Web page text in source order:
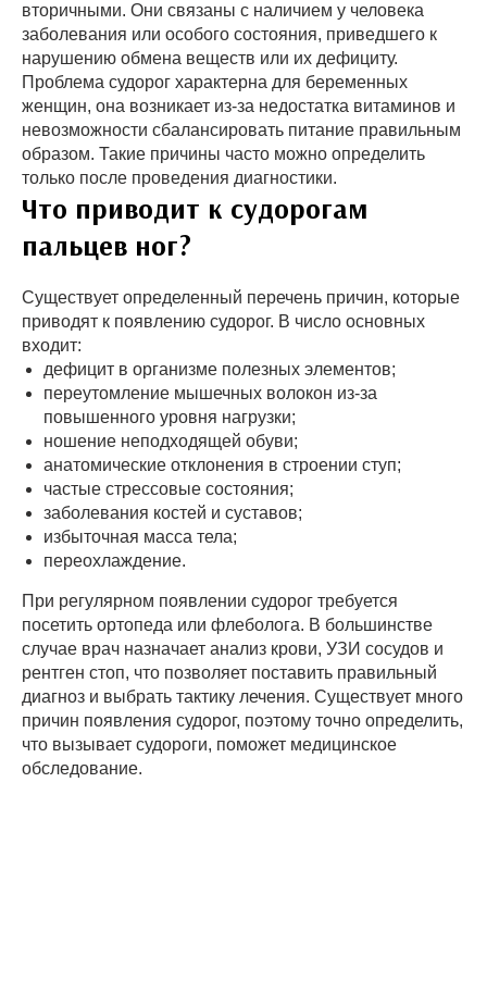
вторичными. Они связаны с наличием у человека
заболевания или особого состояния, приведшего к
нарушению обмена веществ или их дефициту.
Проблема судорог характерна для беременных
женщин, она возникает из-за недостатка витаминов и
невозможности сбалансировать питание правильным
образом. Такие причины часто можно определить
только после проведения диагностики.
Что приводит к судорогам
пальцев ног?
Существует определенный перечень причин, которые
приводят к появлению судорог. В число основных
входит:
дефицит в организме полезных элементов;
переутомление мышечных волокон из-за
повышенного уровня нагрузки;
ношение неподходящей обуви;
анатомические отклонения в строении ступ;
частые стрессовые состояния;
заболевания костей и суставов;
избыточная масса тела;
переохлаждение.
При регулярном появлении судорог требуется
посетить ортопеда или флеболога. В большинстве
случае врач назначает анализ крови, УЗИ сосудов и
рентген стоп, что позволяет поставить правильный
диагноз и выбрать тактику лечения. Существует много
причин появления судорог, поэтому точно определить,
что вызывает судороги, поможет медицинское
обследование.